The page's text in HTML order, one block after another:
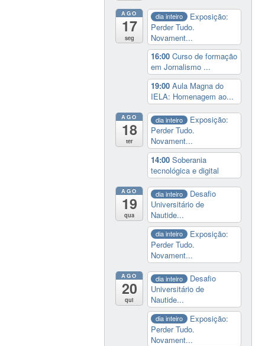
AGO
17
seg
dia inteiro
Exposição:
Perder Tudo.
Novament...
16:00Curso de formação
em Jornalismo ...
19:00Aula Magna do
IELA: Homenagem ao...
AGO
18
ter
dia inteiro
Exposição:
Perder Tudo.
Novament...
14:00Soberania
tecnológica e digital
AGO
19
qua
dia inteiro
Desafio
Universitário de
Nautide...
dia inteiro
Exposição:
Perder Tudo.
Novament...
AGO
20
qui
dia inteiro
Desafio
Universitário de
Nautide...
dia inteiro
Exposição:
Perder Tudo.
Novament...